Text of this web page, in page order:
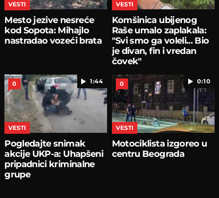
VESTI
Mesto jezive nesreće
kod Sopota: Mihajlo
nastradao vozeći brata
VESTI
Komšinica ubijenog
Raše umalo zaplakala:
"Svi smo ga voleli... Bio
je divan, fin i vredan
čovek"
1:44
0
VESTI
Pogledajte snimak
akcije UKP-a: Uhapšeni
pripadnici kriminalne
grupe
0:10
0
VESTI
Motociklista izgoreo u
centru Beograda